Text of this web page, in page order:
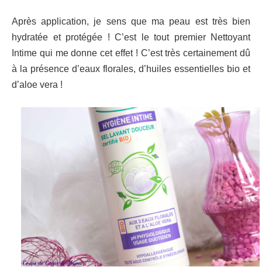
Après application, je sens que ma peau est très bien
hydratée et protégée ! C’est le tout premier Nettoyant
Intime qui me donne cet effet ! C’est très certainement dû
à la présence d’eaux florales, d’huiles essentielles bio et
d’aloe vera !